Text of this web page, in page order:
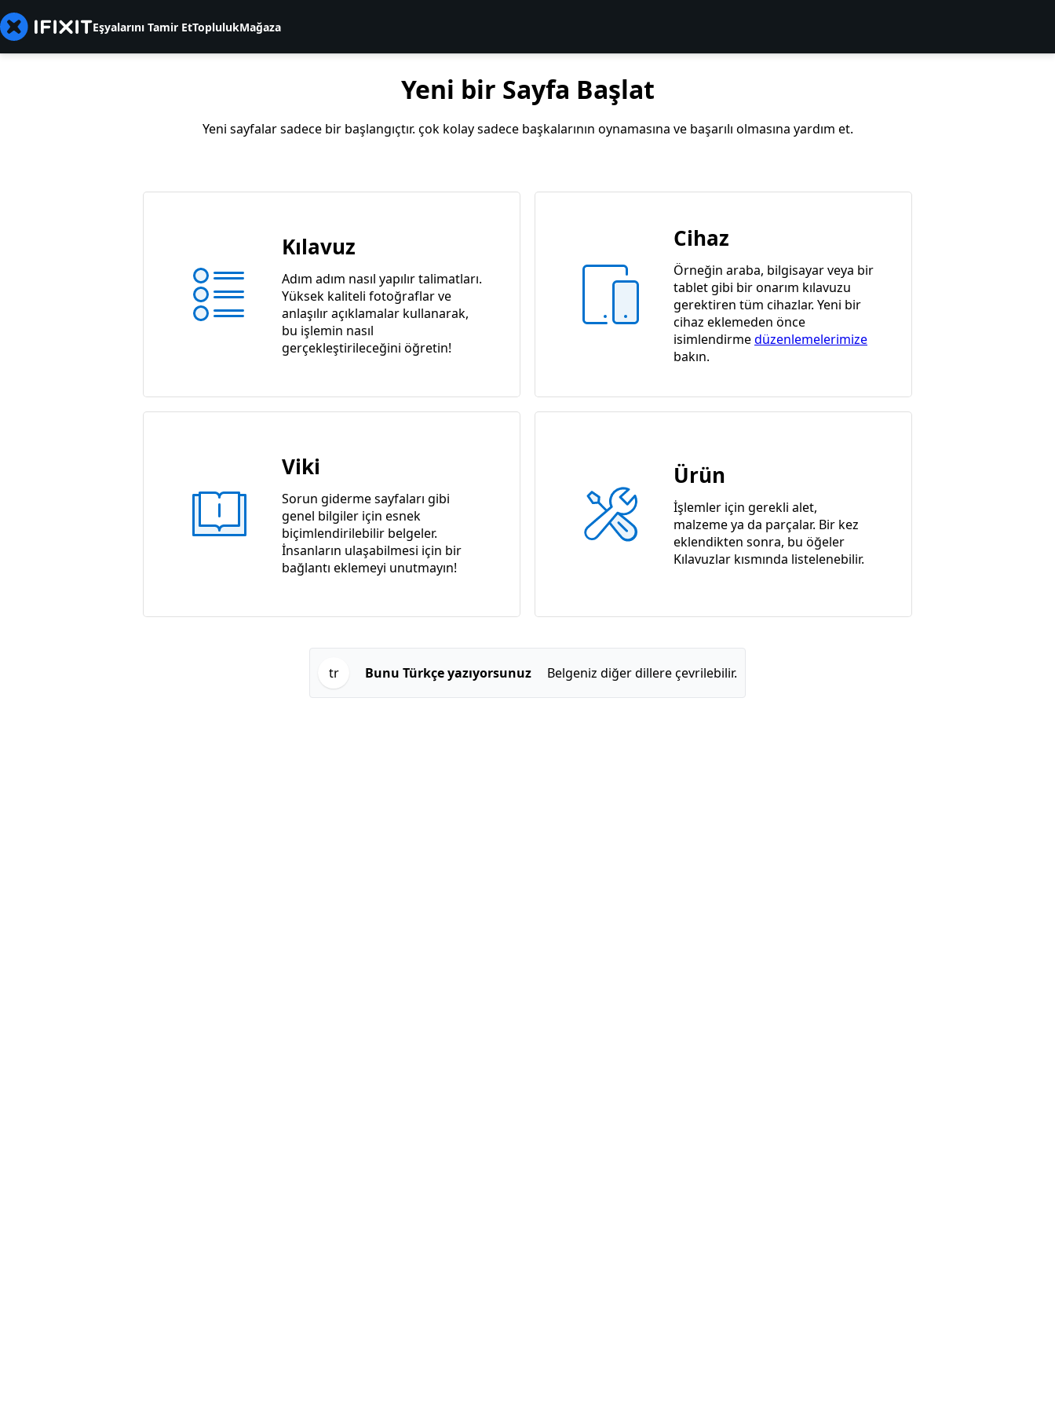
Eşyalarını Tamir EtToplulukMağaza
Yeni bir Sayfa Başlat
Yeni sayfalar sadece bir başlangıçtır. çok kolay sadece başkalarının oynamasına ve başarılı olmasına yardım et.
Kılavuz
Adım adım nasıl yapılır talimatları.
Yüksek kaliteli fotoğraflar ve
anlaşılır açıklamalar kullanarak,
bu işlemin nasıl
gerçekleştirileceğini öğretin!
Cihaz
Örneğin araba, bilgisayar veya bir
tablet gibi bir onarım kılavuzu
gerektiren tüm cihazlar. Yeni bir
cihaz eklemeden önce
isimlendirmedüzenlemelerimize
bakın.
Viki
Sorun giderme sayfaları gibi
genel bilgiler için esnek
biçimlendirilebilir belgeler.
İnsanların ulaşabilmesi için bir
bağlantı eklemeyi unutmayın!
Ürün
İşlemler için gerekli alet,
malzeme ya da parçalar. Bir kez
eklendikten sonra, bu öğeler
Kılavuzlar kısmında listelenebilir.
tr Bunu Türkçe yazıyorsunuz Belgeniz diğer dillere çevrilebilir.